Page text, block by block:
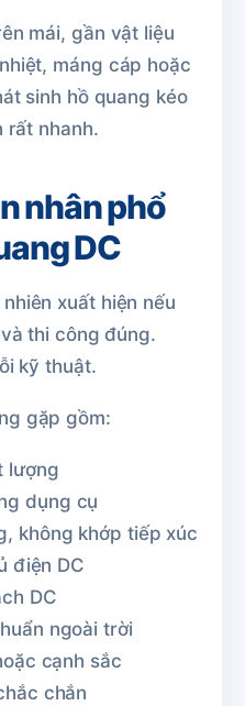
mái, gần vật liệu
máng cáp hoặc
sinh hồ quang kéo
rất nhanh.
nhân phổ
DC
xuất hiện nếu
thi công đúng.
kỹ thuật.
gặp gồm:
lượng
dụng cụ
không khớp tiếp xúc
điện DC
DC
ngoài trời
cạnh sắc
chắn